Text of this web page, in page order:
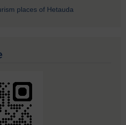
places of Hetauda